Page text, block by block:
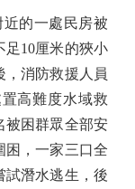
的一處民房被
足10厘米的狹小
，消防救援人員
高難度水域救
被困群眾全部安
困，一家三口全
試潛水逃生，後